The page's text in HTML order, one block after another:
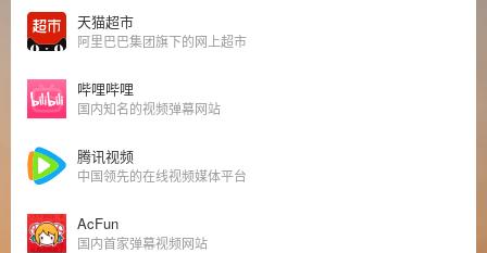
天猫超市
阿里巴巴集团旗下的网上超市
哔哩哔哩
国内知名的视频弹幕网站
腾讯视频
中国领先的在线视频媒体平台
AcFun
国内首家弹幕视频网站